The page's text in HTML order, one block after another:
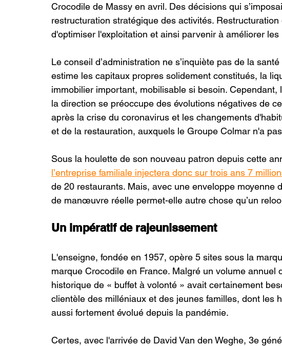
Crocodile de Massy en avril. Des décisions qui
restructuration stratégique des activités.
d'optimiser l'exploitation et ainsi parvenir à améliorer
Le conseil d’administration ne s’inquiète pas de la
estime les capitaux propres solidement constitués, la
immobilier important, mobilisable si besoin.
la direction se préoccupe des évolutions négatives de
après la crise du coronavirus et les changements
et de la restauration, auxquels le Groupe Colmar n'a
Sous la houlette de son nouveau patron depuis cette
l’entreprise familiale injectera donc sur trois ans 7
de 20 restaurants. Mais, avec une enveloppe moyenne
de manœuvre réelle permet-elle autre chose qu’un
Un impératif de rajeunissement
L'enseigne, fondée en 1957, opère 5 sites sous la
marque Crocodile en France. Malgré un volume annuel
historique de « buffet à volonté » avait certainement
clientèle des milléniaux et des jeunes familles, dont les
aussi fortement évolué depuis la pandémie.
Certes, avec l'arrivée de David Van den Weghe, 3e